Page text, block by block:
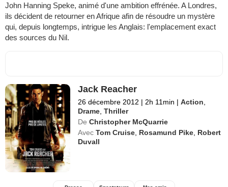
John Hanning Speke, animé d'une ambition effrénée. A Londres,
ils décident de retourner en Afrique afin de résoudre un mystère
qui, depuis longtemps, intrigue les Anglais: l'emplacement exact
des sources du Nil.
Jack Reacher
26 décembre 2012 | 2h 11min | Action
Drame ,Thriller
De Christopher McQuarrie
Avec Tom Cruise Rosamund Pike Robert
Duvall